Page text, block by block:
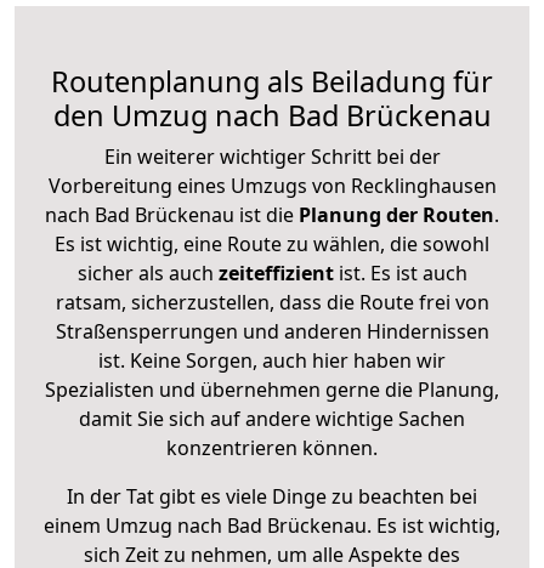
Routenplanung als Beiladung für
den Umzug nach Bad Brückenau
Ein weiterer wichtiger Schritt bei der
Vorbereitung eines Umzugs von Recklinghausen
nach Bad Brückenau ist die Planung der Routen.
Es ist wichtig, eine Route zu wählen, die sowohl
sicher als auch zeiteffizientist. Es ist auch
ratsam, sicherzustellen, dass die Route frei von
Straßensperrungen und anderen Hindernissen
ist. Keine Sorgen, auch hier haben wir
Spezialisten und übernehmen gerne die Planung,
damit Sie sich auf andere wichtige Sachen
konzentrieren können.
In der Tat gibt es viele Dinge zu beachten bei
einem Umzug nach Bad Brückenau. Es ist wichtig,
sich Zeit zu nehmen, um alle Aspekte des